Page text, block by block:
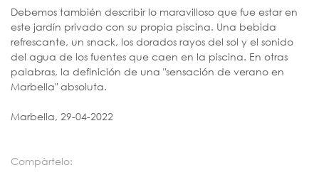
Debemos también describir lo maravilloso que fue estar en
este jardín privado con su propia piscina. Una bebida
refrescante, un snack, los dorados rayos del sol y el sonido
del agua de los fuentes que caen en la piscina. En otras
palabras, la definición de una "sensación de verano en
Marbella" absoluta.
Marbella, 29-04-2022
Compàrtelo: